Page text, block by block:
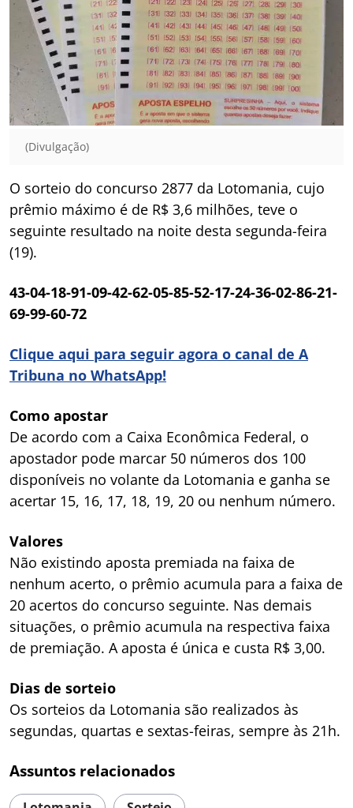
(Divulgação)
O sorteio do concurso 2877 da Lotomania, cujo
prêmio máximo é de R$ 3,6 milhões, teve o
seguinte resultado na noite desta segunda-feira
(19).
43-04-18-91-09-42-62-05-85-52-17-24-36-02-86-21-
69-99-60-72
Clique aqui para seguir agora o canal de A
Tribuna no WhatsApp!
Como apostar
De acordo com a Caixa Econômica Federal, o
apostador pode marcar 50 números dos 100
disponíveis no volante da Lotomania e ganha se
acertar 15, 16, 17, 18, 19, 20 ou nenhum número.
Valores
Não existindo aposta premiada na faixa de
nenhum acerto, o prêmio acumula para a faixa de
20 acertos do concurso seguinte. Nas demais
situações, o prêmio acumula na respectiva faixa
de premiação. A aposta é única e custa R$ 3,00.
Dias de sorteio
Os sorteios da Lotomania são realizados às
segundas, quartas e sextas-feiras, sempre às 21h.
Assuntos relacionados